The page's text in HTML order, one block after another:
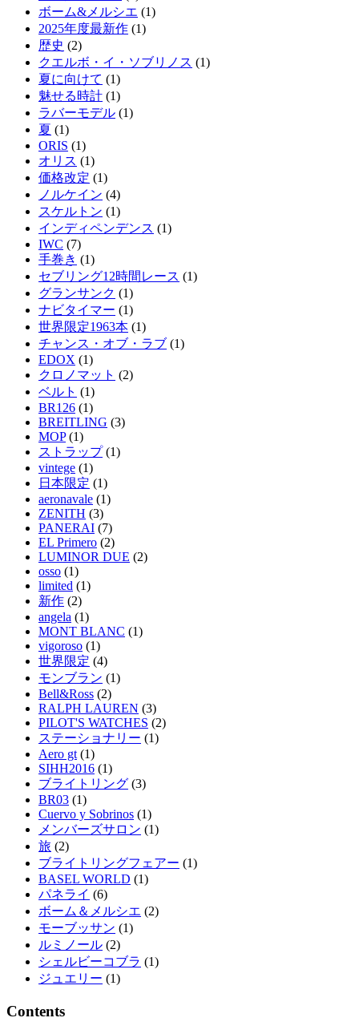
ボーム&メルシエ (1)
2025年度最新作 (1)
歴史 (2)
クエルボ・イ・ソブリノス (1)
夏に向けて (1)
魅せる時計 (1)
ラバーモデル (1)
夏 (1)
ORIS (1)
オリス (1)
価格改定 (1)
ノルケイン (4)
スケルトン (1)
インディペンデンス (1)
IWC (7)
手巻き (1)
セブリング12時間レース (1)
グランサンク (1)
ナビタイマー (1)
世界限定1963本 (1)
チャンス・オブ・ラブ (1)
EDOX (1)
クロノマット (2)
ベルト (1)
BR126 (1)
BREITLING (3)
MOP(1)
ストラップ(1)
vintege (1)
日本限定 (1)
aeronavale (1)
ZENITH (3)
PANERAI (7)
EL Primero (2)
LUMINOR DUE (2)
osso (1)
limited (1)
新作 (2)
angela (1)
MONT BLANC (1)
vigoroso (1)
世界限定 (4)
モンブラン (1)
Bell&Ross (2)
RALPH LAUREN (3)
PILOT'S WATCHES (2)
ステーショナリー (1)
Aero gt (1)
SIHH2016 (1)
ブライトリング (3)
BR03 (1)
Cuervo y Sobrinos (1)
メンバーズサロン (1)
旅 (2)
ブライトリングフェアー (1)
BASEL WORLD (1)
パネライ (6)
ボーム＆メルシエ (2)
モーブッサン (1)
ルミノール (2)
シェルビーコブラ (1)
ジュエリー (1)
Contents